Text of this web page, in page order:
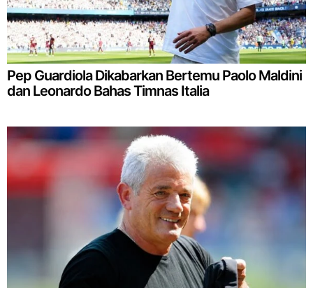
Pep Guardiola Dikabarkan Bertemu Paolo Maldini
dan Leonardo Bahas Timnas Italia